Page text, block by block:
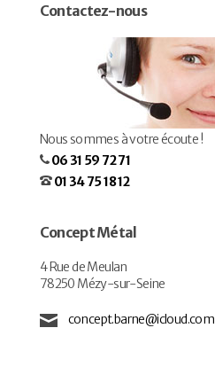
Contactez-nous
Nous sommes à votre écoute !
06 31 59 72 71
01 34 75 18 12
Concept Métal
4 Rue de Meulan
78250 Mézy-sur-Seine
concept.barne@icloud.com